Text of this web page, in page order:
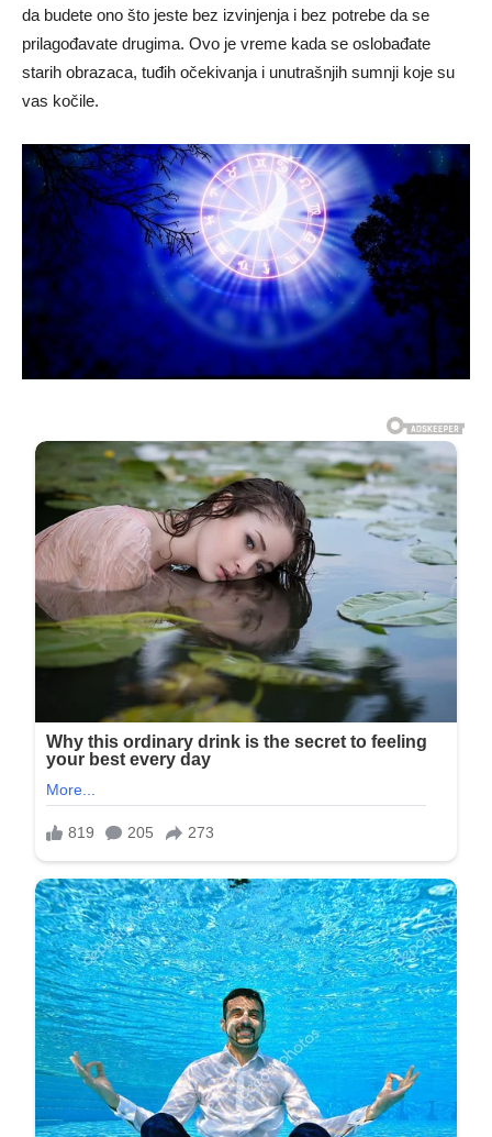
da budete ono što jeste bez izvinjenja i bez potrebe da se
prilagođavate drugima. Ovo je vreme kada se oslobađate
starih obrazaca, tuđih očekivanja i unutrašnjih sumnji koje su
vas kočile.